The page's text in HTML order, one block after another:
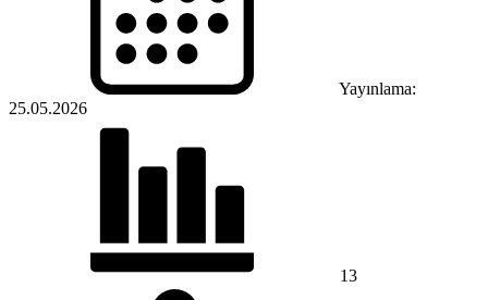
Yayınlama:
25.05.2026
13